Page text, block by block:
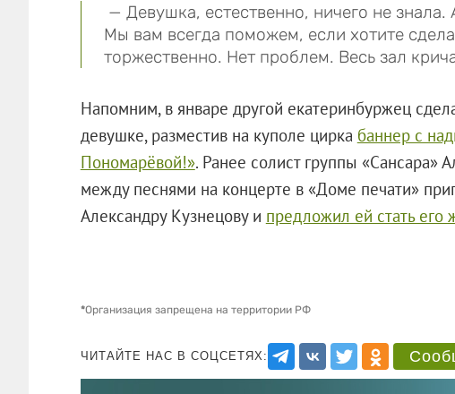
— Девушка, естественно, ничего не
Мы вам всегда поможем, если хотите
торжественно. Нет проблем. Весь зал
Напомним, в январе другой екатеринбуржец
девушке, разместив на куполе цирка баннер с
Пономарёвой!». Ранее солист группы «Сансара»
между песнями на концерте в «Доме печати»
Александру Кузнецову и предложил ей стать его
*Организация запрещена на территории РФ
ЧИТАЙТЕ НАС В СОЦСЕТЯХ: